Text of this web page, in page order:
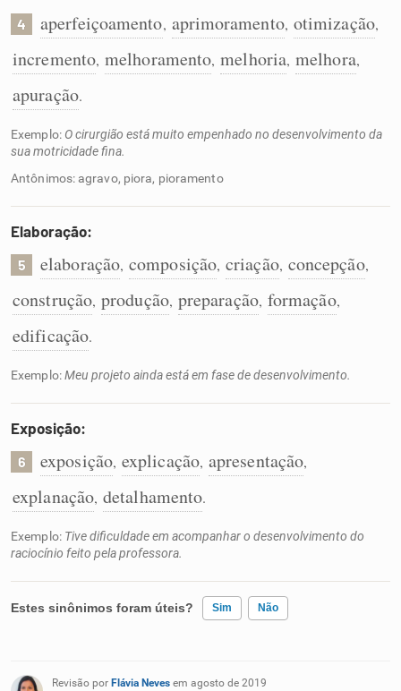
4 aperfeiçoamento, aprimoramento, otimização,
incremento, melhoramento, melhoria, melhora,
apuração.
Exemplo: O cirurgião está muito empenhado no desenvolvimento da
sua motricidade fina.
Antônimos: agravo, piora, pioramento
Elaboração:
5 elaboração, composição, criação, concepção,
construção, produção, preparação, formação,
edificação.
Exemplo:Meu projeto ainda está em fase de desenvolvimento.
Exposição:
6 exposição, explicação, apresentação,
explanação, detalhamento.
Exemplo: Tive dificuldade em acompanhar o desenvolvimento do
raciocínio feito pela professora.
Estes sinônimos foram úteis? Sim Não
Revisão por Flávia Neves em agosto de 2019